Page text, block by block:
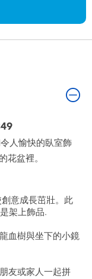
人愉快的臥室飾
花盆裡。
意成長茁壯。此
架上飾品.
血樹與坐下的小鏡
友或家人一起拼